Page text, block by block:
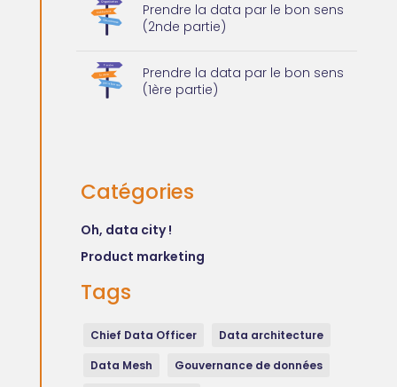
Prendre la data par le bon sens
(2nde partie)
Prendre la data par le bon sens
(1ère partie)
Catégories
Oh, data city !
Product marketing
Tags
Chief Data Officer
Data architecture
Data Mesh
Gouvernance de données